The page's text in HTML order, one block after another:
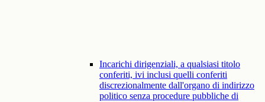
Incarichi dirigenziali, a qualsiasi titolo
conferiti, ivi inclusi quelli conferiti
discrezionalmente dall'organo di indirizzo
politico senza procedure pubbliche di